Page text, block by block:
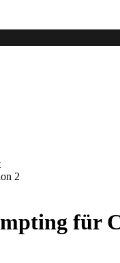
2
für